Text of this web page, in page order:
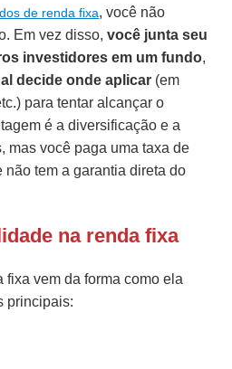
de renda fixa, você não
Em vez disso,você junta seu
investidores em um fundo,
decide onde aplicar (em
para tentar alcançar o
é a diversificação e a
mas você paga uma taxa de
tem a garantia direta do
na renda fixa
vem da forma como ela
principais: